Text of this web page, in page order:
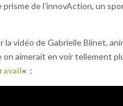
de l’innovAction, un
la vidéo de Gabrielle Blinet,
aimerait en voir tellement
« :